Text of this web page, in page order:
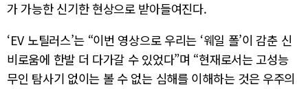
가 가능한 신기한 현상으로 받아들여진다.
‘EV 노틸러스’는 “이번 영상으로 우리는 ‘웨일 폴’이 감춘 신
비로움에 한발 더 다가갈 수 있었다”며 “현재로서는 고성능
무인 탐사기 없이는 볼 수 없는 심해를 이해하는 것은 우주의